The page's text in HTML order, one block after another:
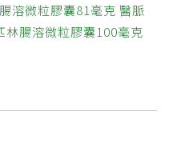
溶微粒膠囊81毫克 醫脈
林腸溶微粒膠囊100毫克